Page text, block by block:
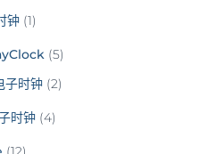
钟 (1)
(5)
子时钟 (2)
时钟 (4)